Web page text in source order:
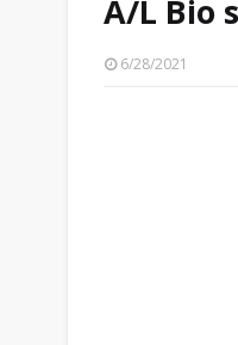
A/L Bio
6/28/2021